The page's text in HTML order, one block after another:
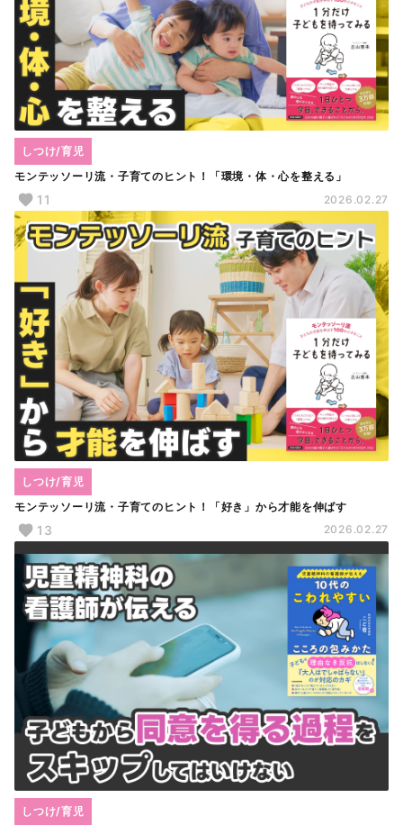
モンテッソーリ流・子育てのヒント！「環境・体・心を整える」
しつけ/育児
11 2026.02.27
モンテッソーリ流・子育てのヒント！「好き」から才能を伸ばす
しつけ/育児
13 2026.02.27
しつけ/育児